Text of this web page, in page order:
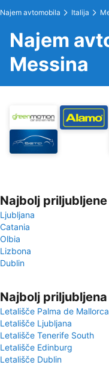
Najem avtomobila Italija
Najem
Messina
Najbolj
Ljubljana
Catania
Olbia
Lizbona
Dublin
Najbolj
Letališče Palma de Mallorca
Letališče Ljubljana
Letališče Tenerife South
Letališče Edinburg
Letališče Dublin